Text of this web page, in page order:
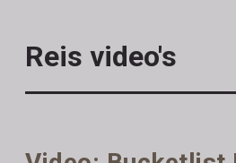
Reis video's